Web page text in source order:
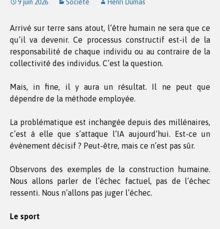
9 juin 2026 Société Henri Dumas
Arrivé sur terre sans atout, l’être humain ne sera que ce
qu’il va devenir. Ce processus constructif est-il de la
responsabilité de chaque individu ou au contraire de la
collectivité des individus. C’est la question.
Mais, in fine, il y aura un résultat. Il ne peut que
dépendre de la méthode employée.
La problématique est inchangée depuis des millénaires,
c’est à elle que s’attaque l’IA aujourd’hui. Est-ce un
évènement décisif ? Peut-être, mais ce n’est pas sûr.
Observons des exemples de la construction humaine.
Nous allons parler de l’échec factuel, pas de l’échec
ressenti. Nous n’allons pas juger l’échec.
Le sport